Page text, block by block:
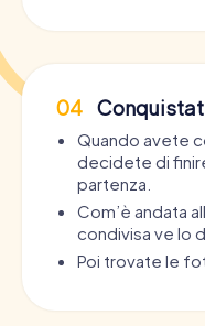
04
Quando avete
decidete di
partenza.
Com’è andata
condivisa ve lo
Poi trovate le